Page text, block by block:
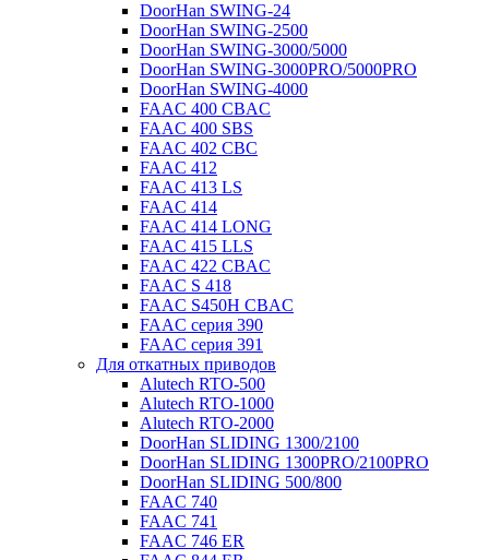
DoorHan SWING-24
DoorHan SWING-2500
DoorHan SWING-3000/5000
DoorHan SWING-3000PRO/5000PRO
DoorHan SWING-4000
FAAC 400 CBAC
FAAC 400 SBS
FAAC 402 CBC
FAAC 412
FAAC 413 LS
FAAC 414
FAAC 414 LONG
FAAC 415 LLS
FAAC 422 CBAC
FAAC S 418
FAAC S450H CBAC
FAAC серия 390
FAAC серия 391
Для откатных приводов
Alutech RTO-500
Alutech RTO-1000
Alutech RTO-2000
DoorHan SLIDING 1300/2100
DoorHan SLIDING 1300PRO/2100PRO
DoorHan SLIDING 500/800
FAAC 740
FAAC 741
FAAC 746 ER